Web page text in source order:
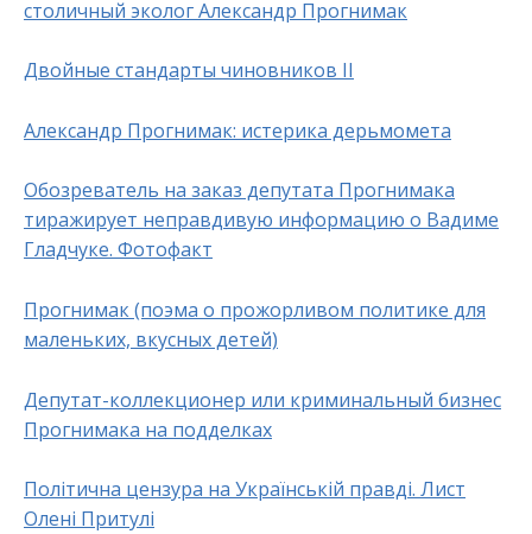
столичный эколог Александр Прогнимак
Двойные стандарты чиновников ІІ
Александр Прогнимак: истерика дерьмомета
Обозреватель на заказ депутата Прогнимака
тиражирует неправдивую информацию о Вадиме
Гладчуке. Фотофакт
Прогнимак (поэма о прожорливом политике для
маленьких, вкусных детей)
Депутат-коллекционер или криминальный бизнес
Прогнимака на подделках
Політична цензура на Українській правді. Лист
Олені Притулі